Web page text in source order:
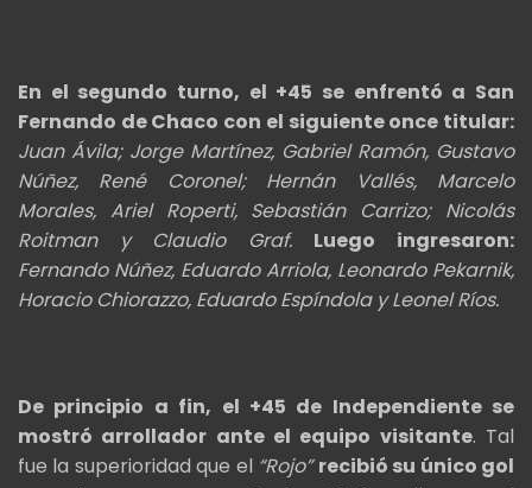
En el segundo turno, el +45 se enfrentó a San
Fernando de Chaco con el siguiente once titular:
Juan Ávila; Jorge Martínez, Gabriel Ramón, Gustavo
Núñez, René Coronel; Hernán Vallés, Marcelo
Morales, Ariel Roperti, Sebastián Carrizo; Nicolás
Roitman y Claudio Graf.
Luego ingresaron:
Fernando Núñez, Eduardo Arriola, Leonardo Pekarnik,
Horacio Chiorazzo, Eduardo Espíndola y Leonel Ríos.
De principio a fin, el +45 de Independiente se
mostró arrollador ante el equipo visitante. Tal
fue la superioridad que el “Rojo” recibió su único gol